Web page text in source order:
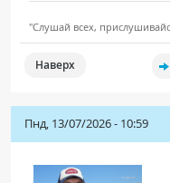
"Слушай всех,
Наверх
Пнд, 13/07/2026 - 10:59